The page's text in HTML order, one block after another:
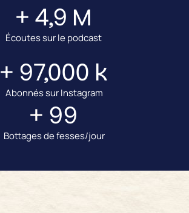
+ 4,9 M
Écoutes sur le podcast
+ 97,000 k
Abonnés sur Instagram
+ 99
Bottages de fesses/jour